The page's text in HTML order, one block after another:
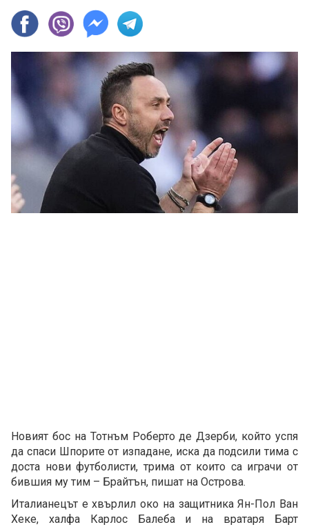
Новият бос на Тотнъм Роберто де Дзерби, който успя
да спаси Шпорите от изпадане, иска да подсили тима с
доста нови футболисти, трима от които са играчи от
бившия му тим – Брайтън, пишат на Острова.
Италианецът е хвърлил око на защитника Ян-Пол Ван
Хеке, халфа Карлос Балеба и на вратаря Барт